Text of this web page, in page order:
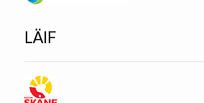
LÄIF